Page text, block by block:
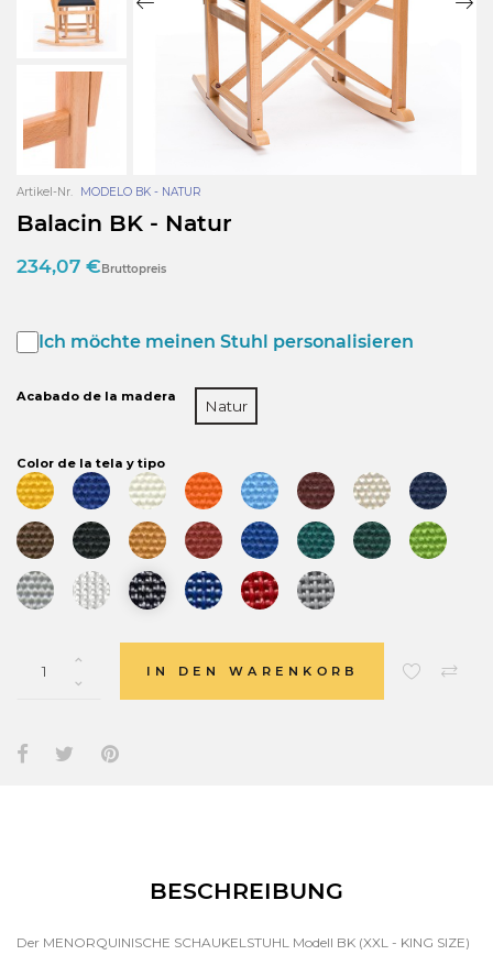
Artikel-Nr. MODELO BK - NATUR
Balacin BK - Natur
234,07 € Bruttopreis
Ich möchte meinen Stuhl personalisieren
Acabado de la madera
Natur
Color de la tela y tipo
IN DEN WARENKORB
BESCHREIBUNG
Der MENORQUINISCHE SCHAUKELSTUHL Modell BK (XXL - KING SIZE)